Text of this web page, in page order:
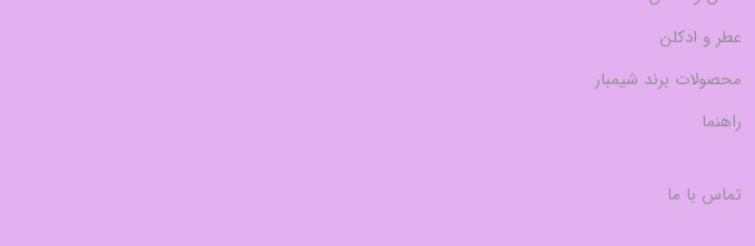
عطر و ادکلن
محصولات برند شیمبار
راهنما
تماس با ما